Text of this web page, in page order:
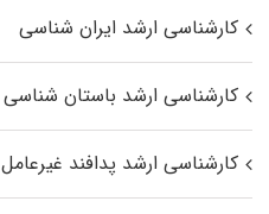
کارشناسی ارشد ایران شناسی
کارشناسی ارشد باستان شناسی
کارشناسی ارشد پدافند غیرعامل